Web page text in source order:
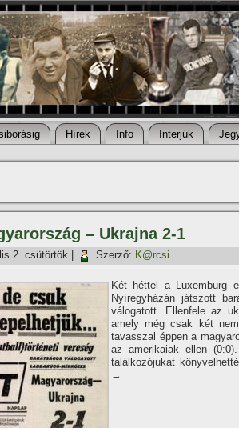
Hí­rek Info Interjúk
– Ukrajna 2-1
2. csütörtök Szerző: K@rcsi
Két héttel a Luxemburg
Nyí­regyházán játszott
válogatott. Ellenfele az
amely még csak két
tavasszal éppen a
az amerikaiak ellen
találkozójukat
→